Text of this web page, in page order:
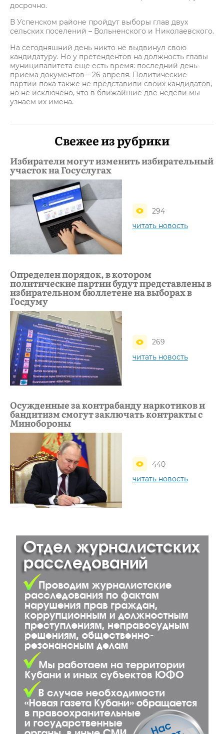
досрочно.
В Успенском районе пройдут выборы глав двух
сельских поселений – Вольненского и Николаевского.
На сегодняшний день никто не выдвинул свою
кандидатуру. Но у претендентов на должность главы
муниципалитета еще есть время: последний день
приема документов – 26 апреля. Политические
партии пока также не представили своих кандидатов,
но не исключено, что в ближайшие две недели мы
узнаем их имена.
Свежее из рубрики
Избиратели могут изменить избирательный
участок на Госуслугах
294
читать новость
Определен порядок, в котором
политические партии будут представлены в
избирательном бюллетене на выборах в
Госдуму
269
читать новость
Осужденные за контрабанду наркотиков и
бандитизм смогут заключать контракты с
Минобороны
440
читать новость